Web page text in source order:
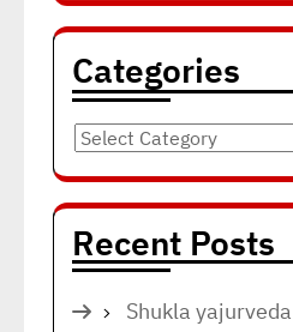
Categories
Categories
Recent Posts
Shukla